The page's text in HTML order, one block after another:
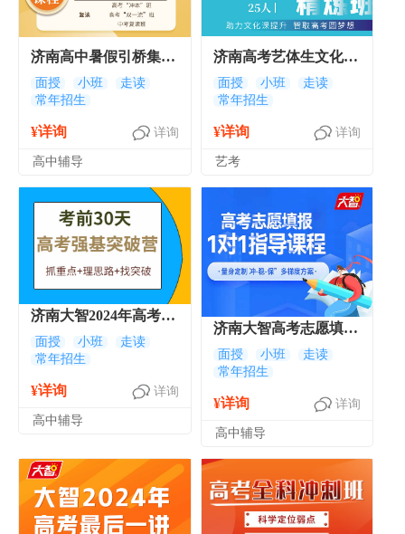
济南高中暑假引桥集训
班 济南暑假培训课程
面授 小班
走读
常年招生
¥详询 详询
高中辅导
济南高考艺体生文化课
精炼班 济南高三艺考
文化课集训
面授 小班
走读
常年招生
¥详询 详询
艺考
济南大智2024年高考强
基突破营(考前30天)
面授 小班
走读
常年招生
¥详询 详询
高中辅导
济南大智高考志愿填报
1对1指导课
面授 小班
走读
常年招生
¥详询 详询
高中辅导